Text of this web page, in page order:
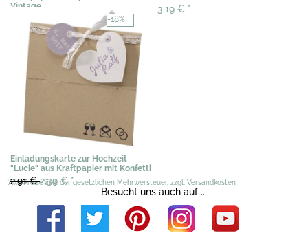
Vintage
3,19 € *
-18%
Einladungskarte zur Hochzeit
"Lucie" aus Kraftpapier mit Konfetti
2,91 €2,39 €*
*Alle Preise inkl. der gesetzlichen Mehrwersteuer, zzgl. Versandkosten
Besucht uns auch auf ...